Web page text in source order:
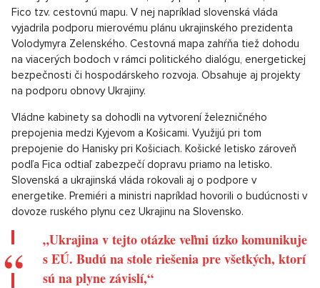
Fico tzv. cestovnú mapu. V nej napríklad slovenská vláda
vyjadrila podporu mierovému plánu ukrajinského prezidenta
Volodymyra Zelenského. Cestovná mapa zahŕňa tiež dohodu
na viacerých bodoch v rámci politického dialógu, energetickej
bezpečnosti či hospodárskeho rozvoja. Obsahuje aj projekty
na podporu obnovy Ukrajiny.
Vládne kabinety sa dohodli na vytvorení železničného
prepojenia medzi Kyjevom a Košicami. Využijú pri tom
prepojenie do Hanisky pri Košiciach. Košické letisko zároveň
podľa Fica odtiaľ zabezpečí dopravu priamo na letisko.
Slovenská a ukrajinská vláda rokovali aj o podpore v
energetike. Premiéri a ministri napríklad hovorili o budúcnosti v
dovoze ruského plynu cez Ukrajinu na Slovensko.
„Ukrajina v tejto otázke veľmi úzko komunikuje
s EÚ. Budú na stole riešenia pre všetkých, ktorí
sú na plyne závislí,“